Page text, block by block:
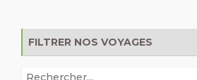
FILTRER NOS VOYAGES